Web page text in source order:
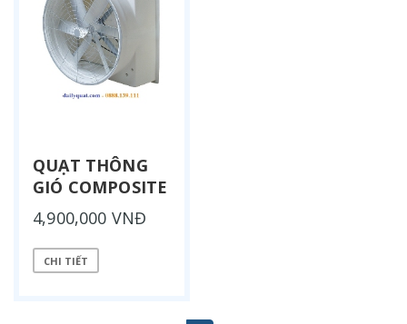
QUẠT THÔNG
GIÓ COMPOSITE
4,900,000 VNĐ
CHI TIẾT